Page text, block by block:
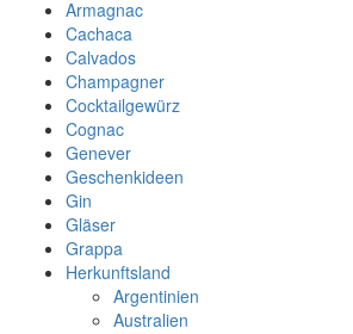
Armagnac
Cachaca
Calvados
Champagner
Cocktailgewürz
Cognac
Genever
Geschenkideen
Gin
Gläser
Grappa
Herkunftsland
Argentinien
Australien